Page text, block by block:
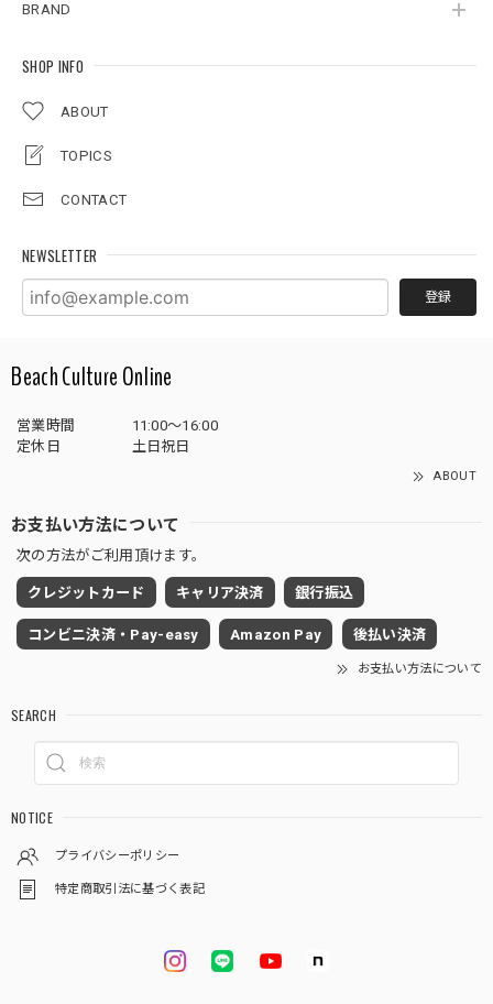
BRAND
SHOP INFO
ABOUT
TOPICS
CONTACT
NEWSLETTER
登録
Beach Culture Online
営業時間
11:00～16:00
定休日
土日祝日
ABOUT
お支払い方法について
次の方法がご利用頂けます。
クレジットカード キャリア決済 銀行振込
コンビニ決済・Pay-easy Amazon Pay 後払い決済
お支払い方法について
SEARCH
NOTICE
プライバシーポリシー
特定商取引法に基づく表記